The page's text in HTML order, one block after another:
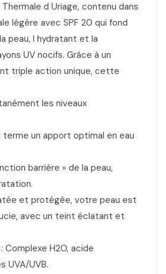
d Uriage, contenu dans
légère avec SPF 20 qui fond
peau, l hydratant et la
UV nocifs. Grâce à un
triple action unique, cette
les niveaux
terme un apport optimal en eau
barrière » de la peau,
et protégée, votre peau est
avec un teint éclatant et
H2O, acide
UVA/UVB.